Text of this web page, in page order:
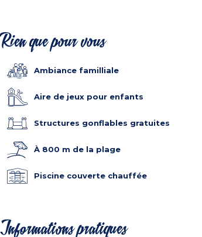
Rien que pour vous
Ambiance familliale
Aire de jeux pour enfants
Structures gonflables gratuites
À 800 m de la plage
Piscine couverte chauffée
Informations pratiques